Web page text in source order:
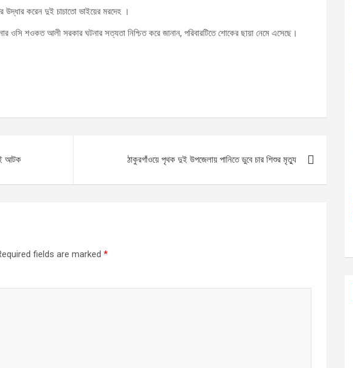
উদ্ধার করেন দুই চাচাতো ভাইয়ের মরদেহ ।
ওসি শওকত আলী সরকার ঘটনার সত্যতা নিশ্চিত করে জানান, পরিবারটিতে শোকের ছায়া নেমে এসেছে।
আটক ঠাকুরগাঁওয়ে পৃথক দুই উপজেলায় পানিতে ডুবে চার শিশুর মৃত্যু
fields are marked *